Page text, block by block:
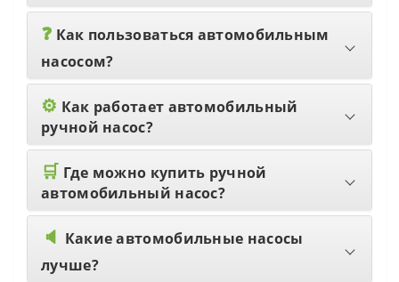
❓️ Как пользоваться автомобильным
насосом?
⚙️ Как работает автомобильный
ручной насос?
🛒 Где можно купить ручной
автомобильный насос?
🔈 Какие автомобильные насосы
лучше?